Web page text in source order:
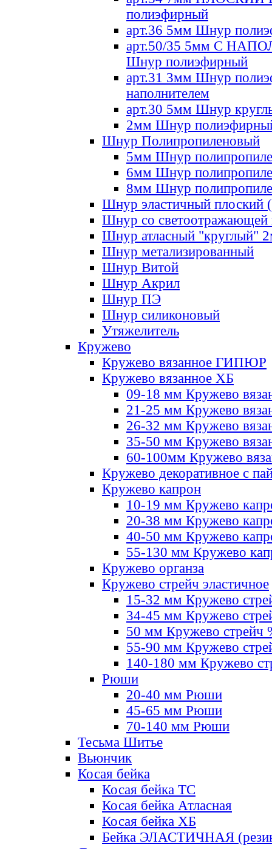
полиэфирный
арт.36 5мм Шнур
арт.50/35 5мм С
Шнур полиэфирный
арт.31 3мм Шнур
наполнителем
арт.30 5мм Шнур
2мм Шнур
Шнур Полипропиленовый
5мм Шнур
6мм Шнур
8мм Шнур
Шнур эластичный плоский
Шнур со светоотражающей
Шнур атласный "круглый"
Шнур метализированный
Шнур Витой
Шнур Акрил
Шнур ПЭ
Шнур силиконовый
Утяжелитель
Кружево
Кружево вязанное ГИПЮР
Кружево вязанное ХБ
09-18 мм Кружево
21-25 мм Кружево
26-32 мм Кружево
35-50 мм Кружево
60-100мм Кружево
Кружево декоративное с
Кружево капрон
10-19 мм Кружево
20-38 мм Кружево
40-50 мм Кружево
55-130 мм Кружево
Кружево органза
Кружево стрейч эластичное
15-32 мм Кружево
34-45 мм Кружево
50 мм Кружево стрейч
55-90 мм Кружево
140-180 мм Кружево
Рюши
20-40 мм Рюши
45-65 мм Рюши
70-140 мм Рюши
Тесьма Шитье
Вьюнчик
Косая бейка
Косая бейка ТС
Косая бейка Атласная
Косая бейка ХБ
Бейка ЭЛАСТИЧНАЯ